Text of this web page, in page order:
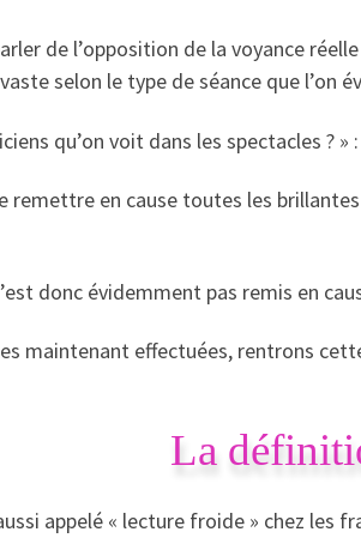
de l’opposition de la voyance
selon le type de séance que l’on
qu’on voit dans les spectacles ?
remettre en cause toutes les
donc évidemment pas remis en
maintenant effectuées, rentrons
La
appelé « lecture froide » chez les